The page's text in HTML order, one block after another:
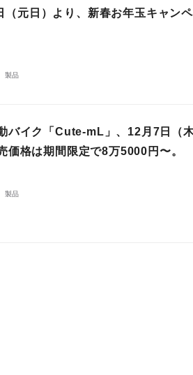
元日）より、新春お年玉キャン
製品
バイク「Cute-mL」、12月7日（
価格は期間限定で8万5000円〜。
製品